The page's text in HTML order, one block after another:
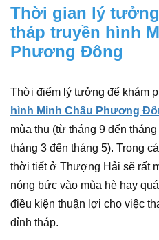
Thời gian lý
tháp truyền hình
Phương Đông
Thời điểm lý tưởng để khám
hình Minh Châu Phương
mùa thu (từ tháng 9 đến
tháng 3 đến tháng 5). Trong
thời tiết ở Thượng Hải sẽ rất
nóng bức vào mùa hè hay
điều kiện thuận lợi cho việc
đỉnh tháp.